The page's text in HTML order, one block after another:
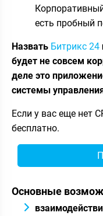
есть пробный
Назвать Битрикс 24
будет не совсем
деле это
системы
Если у вас еще нет
бесплатно.
Основные